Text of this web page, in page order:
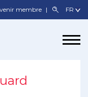
membre